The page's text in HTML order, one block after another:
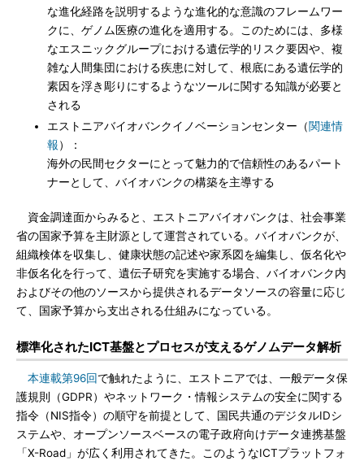
な進化経路を説明するような進化的な意識のフレームワー
クに、ゲノム医療の進化を適用する。このためには、多様
なエスニックグループにおける遺伝学的リスク要因や、複
雑な人間集団における疾患に対して、根底にある遺伝学的
素因を浮き彫りにするようなツールに関する知識が必要と
される
エストニアバイオバンクイノベーションセンター（関連情
報）：
海外の民間セクターにとって魅力的で信頼性のあるパート
ナーとして、バイオバンクの構築を主導する
資金調達面からみると、エストニアバイオバンクは、社会事業
省の国家予算を主財源として運営されている。バイオバンクが、
組織検体を収集し、健康状態の記述や家系図を編集し、仮名化や
非仮名化を行って、遺伝子研究を実施する場合、バイオバンク内
およびその他のソースから提供されるデータソースの容量に応じ
て、国家予算から支出される仕組みになっている。
標準化されたICT基盤とプロセスが支えるゲノムデータ解析
本連載第96回で触れたように、エストニアでは、一般データ保
護規則（GDPR）やネットワーク・情報システムの安全に関する
指令（NIS指令）の順守を前提として、国民共通のデジタルIDシ
ステムや、オープンソースベースの電子政府向けデータ連携基盤
「X-Road」が広く利用されてきた。このようなICTプラットフォ